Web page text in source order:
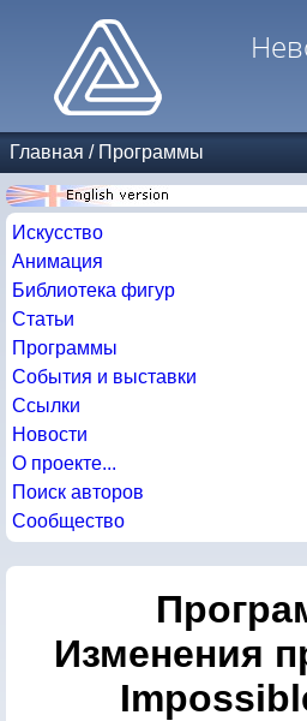
Главная / Программы
Искусство
Анимация
Библиотека фигур
Статьи
Программы
События и выставки
Ссылки
Новости
О проекте...
Поиск авторов
Сообщество
Изменения